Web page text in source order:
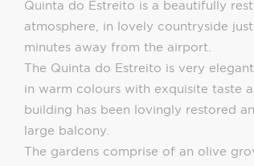
Quinta do Estreito is a beautifully
atmosphere, in lovely countryside
minutes away from the airport.
The Quinta do Estreito is very
in warm colours with exquisite taste
building has been lovingly restored
large balcony.
The gardens comprise of an olive